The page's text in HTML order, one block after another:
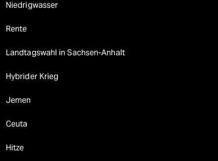
Niedrigwasser
Rente
Landtagswahl in Sachsen-Anhalt
Hybrider Krieg
Jemen
Ceuta
Hitze